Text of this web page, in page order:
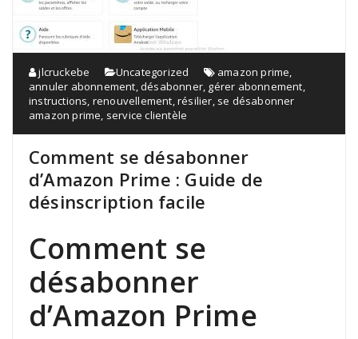
jlcruckebe Uncategorized amazon prime
annuler abonnement ,désabonner gérer abonnement
instructions renouvellement ,résilier se désabonner
amazon prime service clientèle
Comment se désabonner
d’Amazon Prime : Guide de
désinscription facile
Comment se
désabonner
d’Amazon Prime